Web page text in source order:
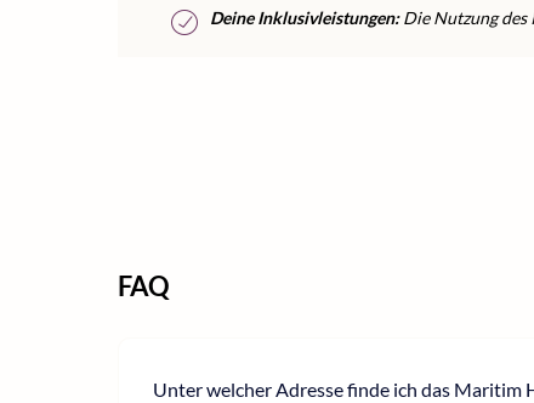
Deine Inklusivleistungen:Die Nutzung des
FAQ
Unter welcher Adresse finde ich das Maritim